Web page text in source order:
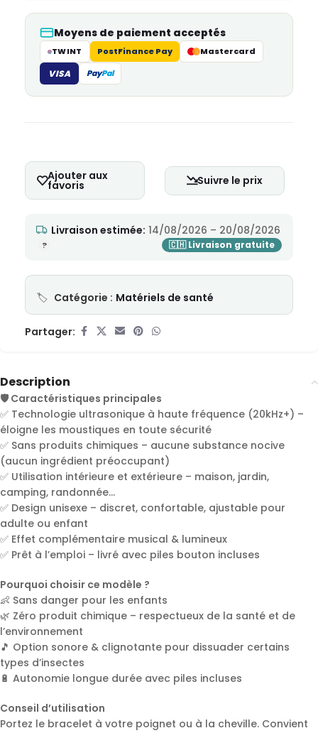
Moyens de paiement acceptés
TWINT PostFinance Pay Mastercard
VISA PayPal
Ajouter aux
favoris Suivre le prix
Livraison estimée: 14/08/2026 – 20/08/2026
Catégorie : Matériels de santé
Partager:
Description
🛡️ Caractéristiques principales
✅ Technologie ultrasonique à haute fréquence (20kHz+) –
éloigne les moustiques en toute sécurité
✅ Sans produits chimiques – aucune substance nocive
(aucun ingrédient préoccupant)
✅ Utilisation intérieure et extérieure – maison, jardin,
camping, randonnée…
✅ Design unisexe – discret, confortable, ajustable pour
adulte ou enfant
✅ Effet complémentaire musical & lumineux
✅ Prêt à l’emploi – livré avec piles bouton incluses
Pourquoi choisir ce modèle ?
👶 Sans danger pour les enfants
🌿 Zéro produit chimique – respectueux de la santé et de
l’environnement
🎵 Option sonore & clignotante pour dissuader certains
types d’insectes
🔋 Autonomie longue durée avec piles incluses
Conseil d’utilisation
Portez le bracelet à votre poignet ou à la cheville. Convient